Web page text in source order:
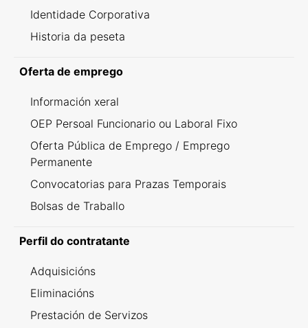
Identidade Corporativa
Historia da peseta
Oferta de emprego
Información xeral
OEP Persoal Funcionario ou Laboral Fixo
Oferta Pública de Emprego / Emprego
Permanente
Convocatorias para Prazas Temporais
Bolsas de Traballo
Perfil do contratante
Adquisicións
Eliminacións
Prestación de Servizos